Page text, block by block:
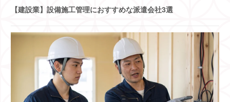
【建設業】設備施工管理におすすめな派遣会社3選